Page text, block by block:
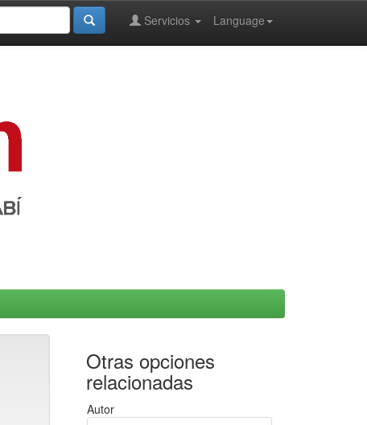
Language
Servicios
Otras opciones
relacionadas
Autor